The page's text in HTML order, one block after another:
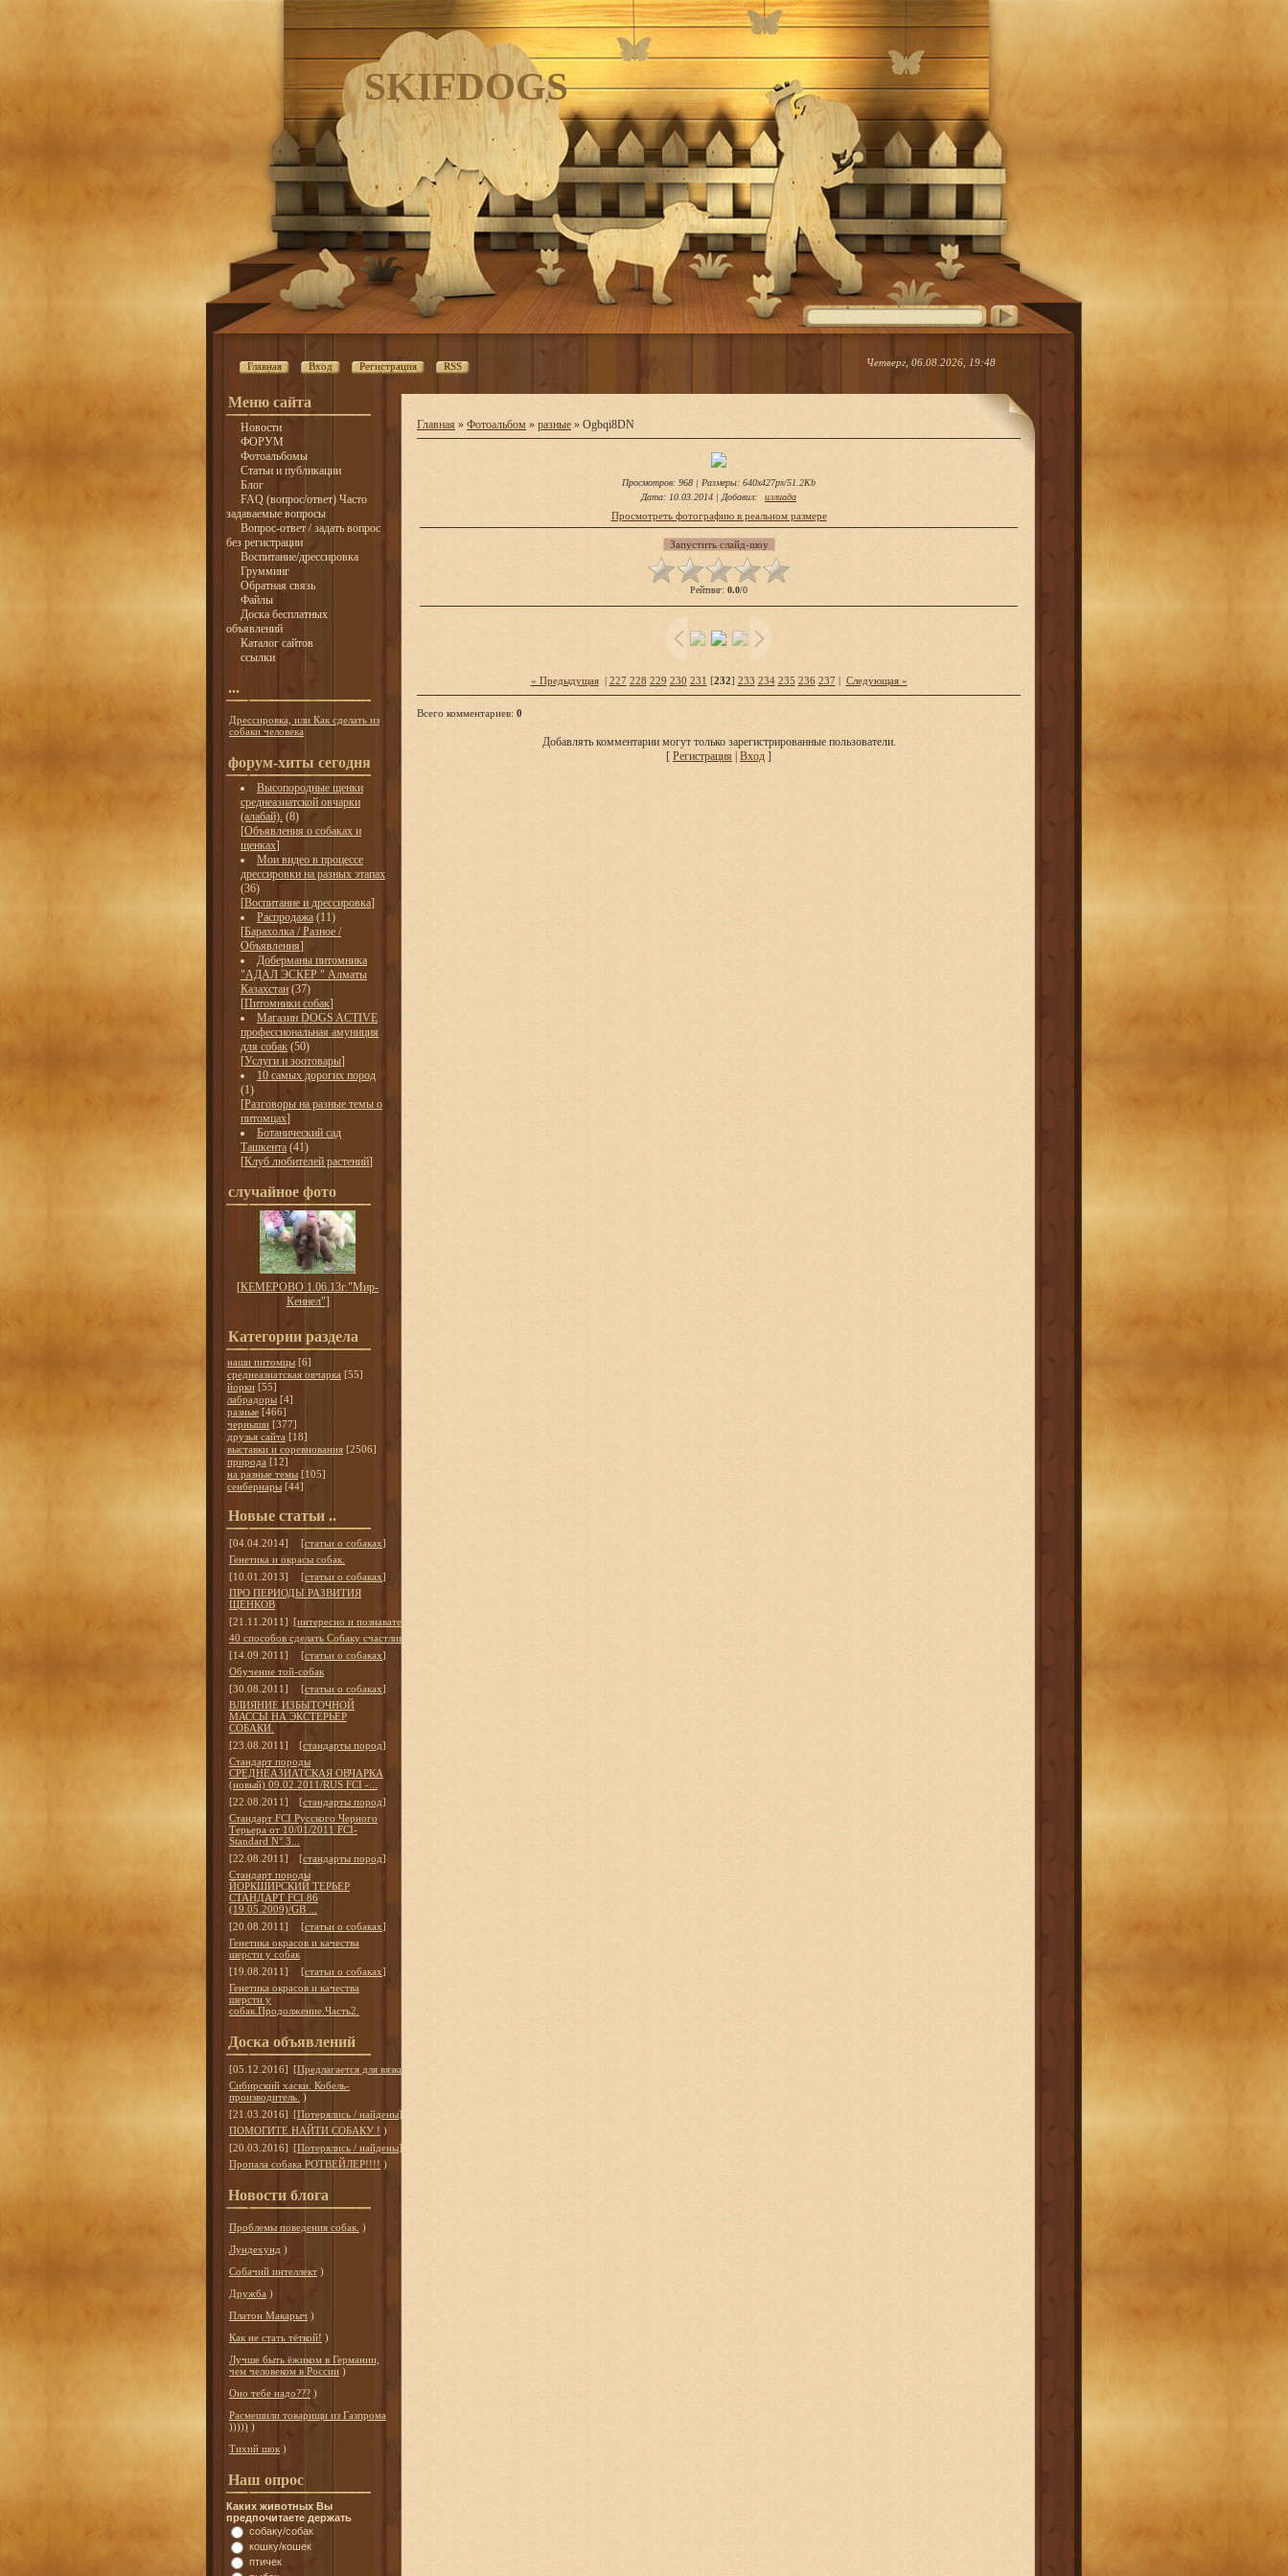
SKIFDOGS
Главная Вход Регистрация RSS Четверг, 06.08.2026, 19:48
Меню сайта
Новости
ФОРУМ
Фотоальбомы
Статьи и публикации
Блог
FAQ (вопрос/ответ) Часто
задаваемые вопросы
Вопрос-ответ / задать вопрос
без регистрации
Воспитание/дрессировка
Грумминг
Обратная связь
Файлы
Доска бесплатных
объявлений
Каталог сайтов
ссылки
...
Дрессировка, или Как сделать из
собаки человека
форум-хиты сегодня
Высопородные щенки
среднеазиатской овчарки
(алабай). (8)
[Объявления о собаках и
щенках]
Мои видео в процессе
дрессировки на разных этапах
(36)
[Воспитание и дрессировка]
Распродажа (11)
[Барахолка / Разное /
Объявления]
Доберманы питомника
"АДАЛ ЭСКЕР " Алматы
Казахстан (37)
[Питомники собак]
Магазин DOGS ACTIVE
профессиональная амуниция
для собак (50)
[Услуги и зоотовары]
10 самых дорогих пород
(1)
[Разговоры на разные темы о
питомцах]
Ботанический сад
Ташкента (41)
[Клуб любителей растений]
случайное фото
[КЕМЕРОВО 1.06.13г."Мир-
Кеннел"]
Категории раздела
наши питомцы [6]
среднеазиатская овчарка [55]
йорки [55]
лабрадоры [4]
разные [466]
черныши [377]
друзья сайта [18]
выставки и соревнования [2506]
природа [12]
на разные темы [105]
сенбернары [44]
Новые статьи ..
[04.04.2014] [статьи о собаках]
Генетика и окрасы собак.
[10.01.2013]
[статьи о собаках]
ПРО ПЕРИОДЫ РАЗВИТИЯ
ЩЕНКОВ
[21.11.2011] [интересно и познавательно
40 способов сделать Собаку счастливой
[14.09.2011]
[статьи о собаках]
Обучение той-собак
[30.08.2011]
[статьи о собаках]
ВЛИЯНИЕ ИЗБЫТОЧНОЙ
МАССЫ НА ЭКСТЕРЬЕР
СОБАКИ.
[23.08.2011]
[стандарты пород]
Стандарт породы
СРЕДНЕАЗИАТСКАЯ ОВЧАРКА
(новый) 09.02.2011/RUS FCI -...
[22.08.2011]
[стандарты пород]
Стандарт FCI Русского Черного
Терьера от 10/01/2011 FCI-
Standard N° 3...
[22.08.2011]
[стандарты пород]
Стандарт породы
ЙОРКШИРСКИЙ ТЕРЬЕР
СТАНДАРТ FCI 86
(19.05.2009)/GB ...
[20.08.2011]
[статьи о собаках]
Генетика окрасов и качества
шерсти у собак
[19.08.2011]
[статьи о собаках]
Генетика окрасов и качества
шерсти у
собак.Продолжение.Часть2.
Доска объявлений
[05.12.2016] [Предлагается для вязки
Сибирский хаски. Кобель-
производитель. )
[21.03.2016] [Потерялись / найдены]
ПОМОГИТЕ НАЙТИ СОБАКУ ! )
[20.03.2016] [Потерялись / найдены]
Пропала собака РОТВЕЙЛЕР!!!! )
Новости блога
Проблемы поведения собак. )
Лундехунд )
Собачий интеллект )
Дружба )
Платон Макарыч )
Как не стать тёткой! )
Лучше быть ёжиком в Германии,
чем человеком в России )
Оно тебе надо??? )
Расмешили товарищи из Газпрома
))))) )
Тихий шок )
Наш опрос
Каких животных Вы
предпочитаете держать
собаку/собак
кошку/кошек
птичек
Главная » Фотоальбом » разные » Ogbqi8DN
Просмотров: 968 | Размеры: 640x427px/51.2Kb
Дата: 10.03.2014 | Добавил: иллиада
Просмотреть фотографию в реальном размере
Рейтинг: 0.0/0
« Предыдущая| 227 228 229 230 231 [232] 233 234 235 236 237| Следующая »
Всего комментариев: 0
Добавлять комментарии могут только зарегистрированные пользователи.
[ Регистрация Вход ]